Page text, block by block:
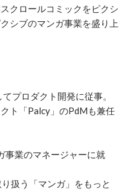
クロールコミックをピクシ
シブのマンガ事業を盛り上
プロダクト開発に従事。
ト「Palcy」のPdMも兼任
事業のマネージャーに就
扱う「マンガ」をもっと